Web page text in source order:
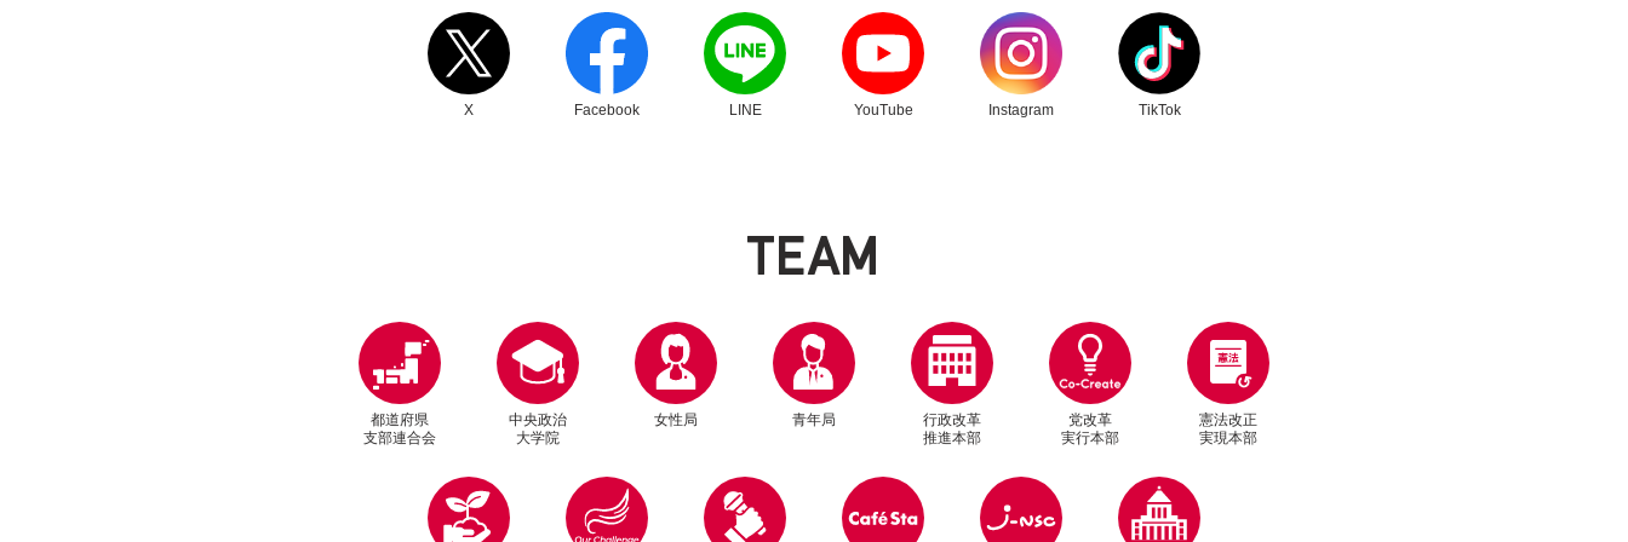
X
別ウィンドウリンク
Facebook
別ウィンドウリンク
LINE
別ウィンドウリンク
YouTube
別ウィンドウリンク
Instagram
別ウィンドウリンク
TikTok
別ウィンドウリンク
TEAM
都道府県
支部連合会
中央政治
大学院
女性局 青年局
行政改革
推進本部
党改革
実行本部
憲法改正
実現本部
別ウィンドウリンク 別ウィンドウリンク 別ウィンドウリンク